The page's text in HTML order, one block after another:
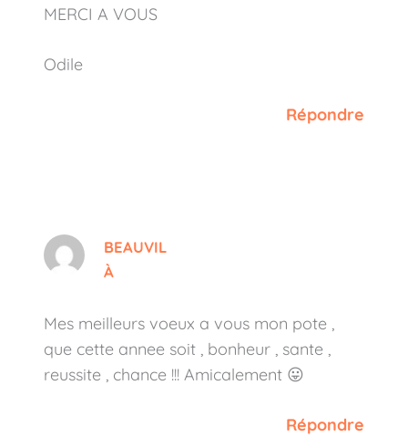
MERCI A VOUS
Odile
Répondre
BEAUVIL
À
Mes meilleurs voeux a vous mon pote ,
que cette annee soit , bonheur , sante ,
reussite , chance !!! Amicalement 😛
Répondre